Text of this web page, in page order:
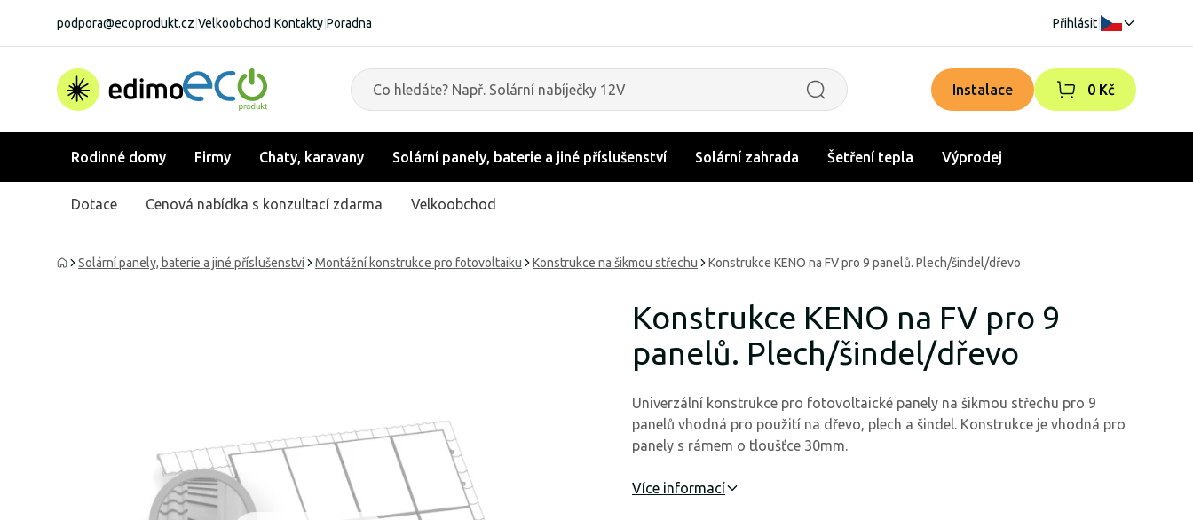
podpora@ecoprodukt.cz Velkoobchod Kontakty Poradna Přihlásit
Instalace 0 Kč
Rodinné domy Firmy Chaty, karavany Solární panely, baterie a jiné příslušenství Solární zahrada Šetření tepla Výprodej
Dotace Cenová nabídka s konzultací zdarma Velkoobchod
Solární panely, baterie a jiné příslušenství Montážní konstrukce pro fotovoltaiku Konstrukce na šikmou střechu Konstrukce KENO na FV pro 9 panelů. Plech/šindel/dřevo
Konstrukce KENO na FV pro 9
panelů. Plech/šindel/dřevo
Univerzální konstrukce pro fotovoltaické panely na šikmou střechu pro 9
panelů vhodná pro použití na dřevo, plech a šindel. Konstrukce je vhodná pro
panely s rámem o tloušťce 30mm.
Více informací